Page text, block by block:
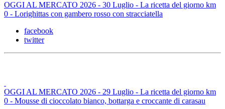
OGGI AL MERCATO 2026 - 30 Luglio - La ricetta del giorno km
0 - Lorighittas con gambero rosso con stracciatella
facebook
twitter
OGGI AL MERCATO 2026 - 29 Luglio - La ricetta del giorno km
0 - Mousse di cioccolato bianco, bottarga e croccante di carasau